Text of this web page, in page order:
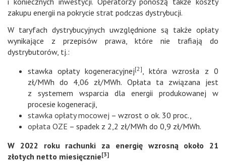
zakupu energii na pokrycie strat podczas dystrybucji.
W taryfach dystrybucyjnych uwzględnione są także opłaty
wynikające z przepisów prawa, które nie trafiają do
dystrybutorów, tj.:
stawka opłaty kogeneracyjnej[2], która wzrosła z 0
zł/MWh do 4,06 zł/MWh. Opłata ta związana jest
z systemem wsparcia dla energii produkowanej w
procesie kogeneracji,
stawka opłaty mocowej – wzrost o ok. 30 proc.,
opłata OZE – spadek z 2,2 zł/MWh do 0,9 zł/MWh.
W 2022 roku rachunki za energię wzrosnąokoło 21
złotych netto miesięcznie[3]